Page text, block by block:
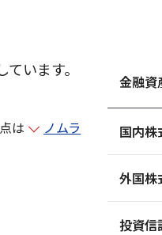
います。
は
ノムラ
金融資
国内株
外国株
投資信